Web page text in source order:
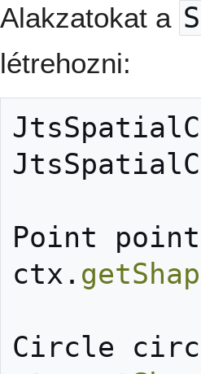
Alakzatokat a
létrehozni:
Point
point
ctx .
Circle